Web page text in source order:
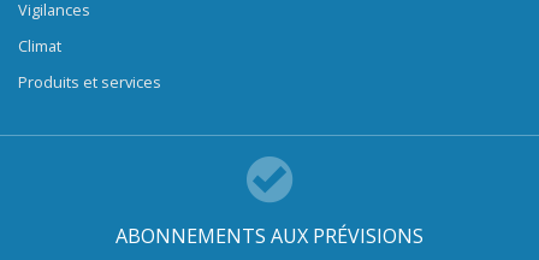
Vigilances
Climat
Produits et services
ABONNEMENTS AUX PRÉVISIONS